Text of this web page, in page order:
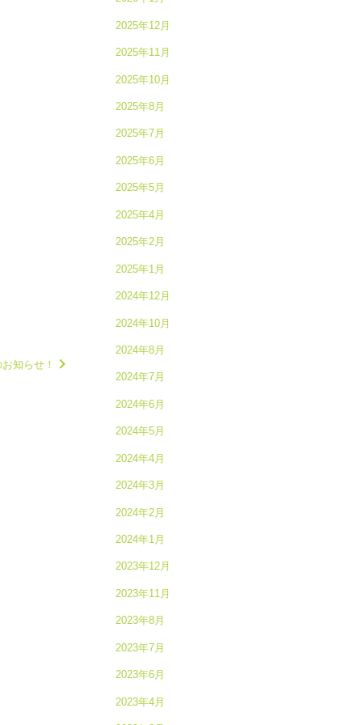
知らせ！
2025年12月
2025年11月
2025年10月
2025年8月
2025年7月
2025年6月
2025年5月
2025年4月
2025年2月
2025年1月
2024年12月
2024年10月
2024年8月
2024年7月
2024年6月
2024年5月
2024年4月
2024年3月
2024年2月
2024年1月
2023年12月
2023年11月
2023年8月
2023年7月
2023年6月
2023年4月